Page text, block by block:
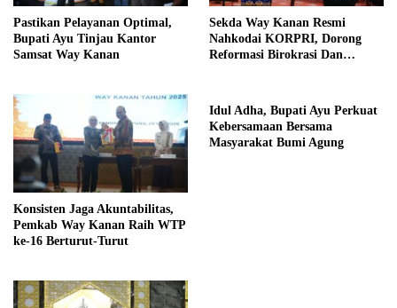
Pastikan Pelayanan Optimal,
Bupati Ayu Tinjau Kantor
Samsat Way Kanan
Sekda Way Kanan Resmi
Nahkodai KORPRI, Dorong
Reformasi Birokrasi Dan
Konsisten Jaga Akuntabilitas,
Pemkab Way Kanan Raih WTP
ke-16 Berturut-Turut
Idul Adha, Bupati Ayu Perkuat
Kebersamaan Bersama
Masyarakat Bumi Agung